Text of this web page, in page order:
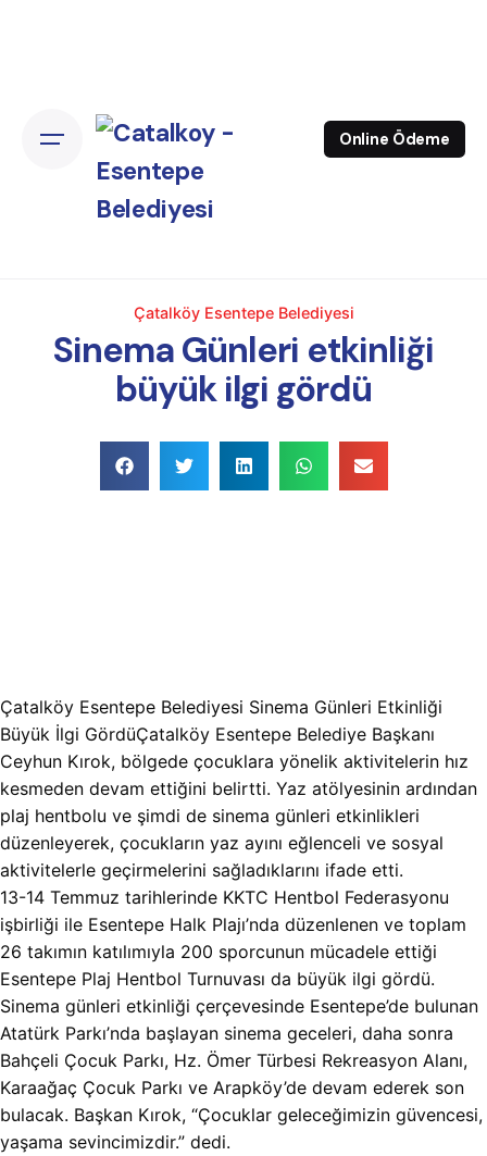
Online Ödeme
Çatalköy Esentepe Belediyesi
Sinema Günleri etkinliği
büyük ilgi gördü
Çatalköy Esentepe Belediyesi Sinema Günleri Etkinliği
Büyük İlgi GördüÇatalköy Esentepe Belediye Başkanı
Ceyhun Kırok, bölgede çocuklara yönelik aktivitelerin hız
kesmeden devam ettiğini belirtti. Yaz atölyesinin ardından
plaj hentbolu ve şimdi de sinema günleri etkinlikleri
düzenleyerek, çocukların yaz ayını eğlenceli ve sosyal
aktivitelerle geçirmelerini sağladıklarını ifade etti.
13-14 Temmuz tarihlerinde KKTC Hentbol Federasyonu
işbirliği ile Esentepe Halk Plajı’nda düzenlenen ve toplam
26 takımın katılımıyla 200 sporcunun mücadele ettiği
Esentepe Plaj Hentbol Turnuvası da büyük ilgi gördü.
Sinema günleri etkinliği çerçevesinde Esentepe’de bulunan
Atatürk Parkı’nda başlayan sinema geceleri, daha sonra
Bahçeli Çocuk Parkı, Hz. Ömer Türbesi Rekreasyon Alanı,
Karaağaç Çocuk Parkı ve Arapköy’de devam ederek son
bulacak. Başkan Kırok, “Çocuklar geleceğimizin güvencesi,
yaşama sevincimizdir.” dedi.